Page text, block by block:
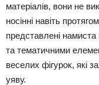
матеріалів, вони не
носінні навіть
представлені
та тематичними
веселих фігурок, які
уяву.